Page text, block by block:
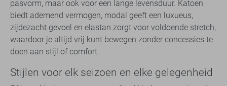
pasvorm, maar ook voor een lange levensduur. Katoen
biedt ademend vermogen, modal geeft een luxueus,
zijdezacht gevoel en elastan zorgt voor voldoende stretch,
waardoor je altijd vrij kunt bewegen zonder concessies te
doen aan stijl of comfort.
Stijlen voor elk seizoen en elke gelegenheid